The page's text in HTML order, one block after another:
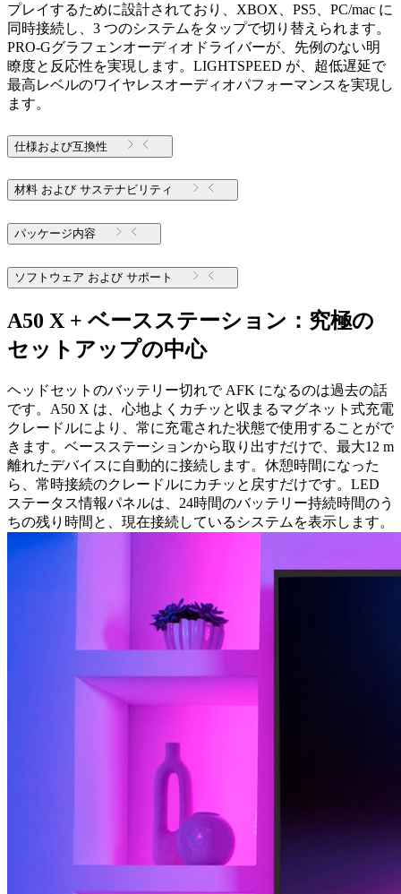
プレイするために設計されており、XBOX、PS5、PC/mac に
同時接続し、3 つのシステムをタップで切り替えられます。
PRO-Gグラフェンオーディオドライバーが、先例のない明
瞭度と反応性を実現します。LIGHTSPEED が、超低遅延で
最高レベルのワイヤレスオーディオパフォーマンスを実現し
ます。
仕様および互換性
材料 および サステナビリティ
パッケージ内容
ソフトウェア および サポート
A50 X + ベースステーション：究極の
セットアップの中心
ヘッドセットのバッテリー切れで AFK になるのは過去の話
です。A50 X は、心地よくカチッと収まるマグネット式充電
クレードルにより、常に充電された状態で使用することがで
きます。ベースステーションから取り出すだけで、最大12 m
離れたデバイスに自動的に接続します。休憩時間になった
ら、常時接続のクレードルにカチッと戻すだけです。LED
ステータス情報パネルは、24時間のバッテリー持続時間のう
ちの残り時間と、現在接続しているシステムを表示します。